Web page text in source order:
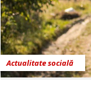
Actualitate socială